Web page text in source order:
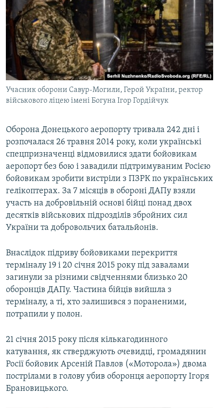
Учасник оборони Савур-Могили, Герой України, ректор
військового ліцею імені Богуна Ігор Гордійчук
Оборона Донецького аеропорту тривала 242 дні і
розпочалася 26 травня 2014 року, коли українські
спецпризначенці відмовилися здати бойовикам
аеропорт без бою і завадили підтримуваним Росією
бойовикам зробити вистріли з ПЗРК по українських
гелікоптерах. За 7 місяців в обороні ДАПу взяли
участь на добровільній основі бійці понад двох
десятків військових підрозділів збройних сил
України та добровольчих батальйонів.
Внаслідок підриву бойовиками перекриття
терміналу 19 і 20 січня 2015 року під завалами
загинули за різними свідченнями близько 20
оборонців ДАПу. Частина бійців вийшла з
терміналу, а ті, хто залишився з пораненими,
потрапили у полон.
21 січня 2015 року після кількагодинного
катування, як стверджують очевидці, громадянин
Росії бойовик Арсеній Павлов («Моторола») двома
пострілами в голову убив оборонця аеропорту Ігоря
Брановицького.
EMBED
«Кіборг» Ігор Брановицький. Яким був і як загинув (відео)
by Крим.Реалії